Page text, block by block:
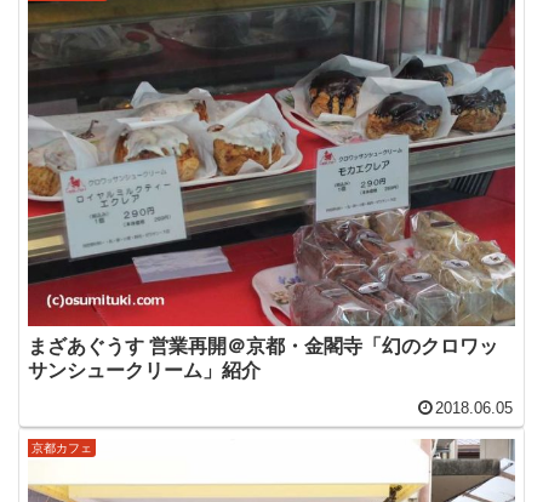
まざあぐうす 営業再開＠京都・金閣寺「幻のクロワッ
サンシュークリーム」紹介
2018.06.05
京都カフェ